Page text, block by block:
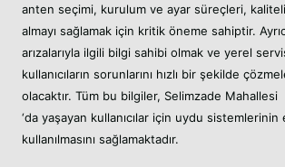
anten seçimi, kurulum ve ayar süreçleri,
almayı sağlamak için kritik öneme sahiptir.
arızalarıyla ilgili bilgi sahibi olmak ve yerel
kullanıcıların sorunlarını hızlı bir şekilde
olacaktır. Tüm bu bilgiler, Selimzade Mahallesi
‘da yaşayan kullanıcılar için uydu
kullanılmasını sağlamaktadır.